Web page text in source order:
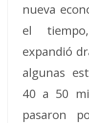
nueva
el
expandió
algunas
40 a 50
pasaron